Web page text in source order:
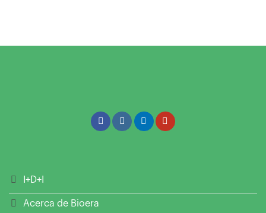
I+D+I
Acerca de Bioera